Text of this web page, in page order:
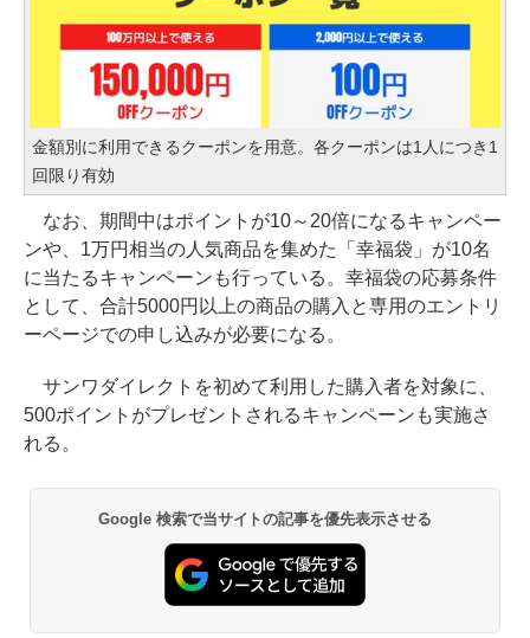
金額別に利用できるクーポンを用意。各クーポンは1人につき1
回限り有効
なお、期間中はポイントが10～20倍になるキャンペー
ンや、1万円相当の人気商品を集めた「幸福袋」が10名
に当たるキャンペーンも行っている。幸福袋の応募条件
として、合計5000円以上の商品の購入と専用のエントリ
ーページでの申し込みが必要になる。
サンワダイレクトを初めて利用した購入者を対象に、
500ポイントがプレゼントされるキャンペーンも実施さ
れる。
Google 検索で当サイトの記事を優先表示させる